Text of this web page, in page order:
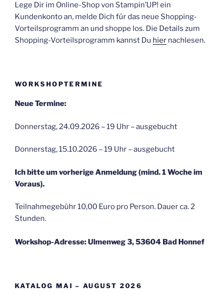
Lege Dir im Online-Shop von Stampin’UP! ein
Kundenkonto an, melde Dich für das neue Shopping-
Vorteilsprogramm an und shoppe los. Die Details zum
Shopping-Vorteilsprogramm kannst Du hier nachlesen.
WORKSHOPTERMINE
Neue Termine:
Donnerstag, 24.09.2026 – 19 Uhr – ausgebucht
Donnerstag, 15.10.2026 – 19 Uhr – ausgebucht
Ich bitte um vorherige Anmeldung (mind. 1 Woche im
Voraus).
Teilnahmegebühr 10,00 Euro pro Person. Dauer ca. 2
Stunden.
Workshop-Adresse: Ulmenweg 3, 53604 Bad Honnef
KATALOG MAI – AUGUST 2026